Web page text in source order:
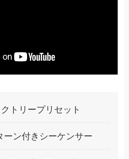
トリープリセット
ーン付きシーケンサー